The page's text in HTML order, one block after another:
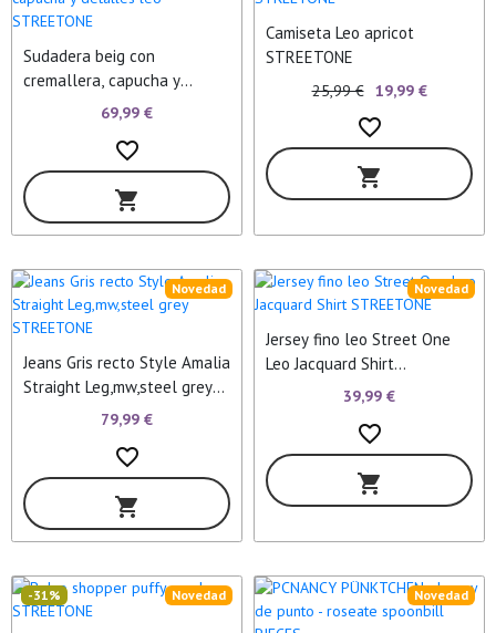
Sudadera beig con
cremallera, capucha y
detalles leo STREETONE
69,99 €
favorite_border
shopping_cart
Camiseta Leo apricot
STREETONE
25,99 € 19,99 €
favorite_border
shopping_cart
Jeans Gris recto Style Amalia
Straight Leg,mw,steel grey
STREETONE
Novedad
79,99 €
favorite_border
shopping_cart
Jersey fino leo Street One
Leo Jacquard Shirt
STREETONE
Novedad
39,99 €
favorite_border
shopping_cart
Novedad
-31% Novedad